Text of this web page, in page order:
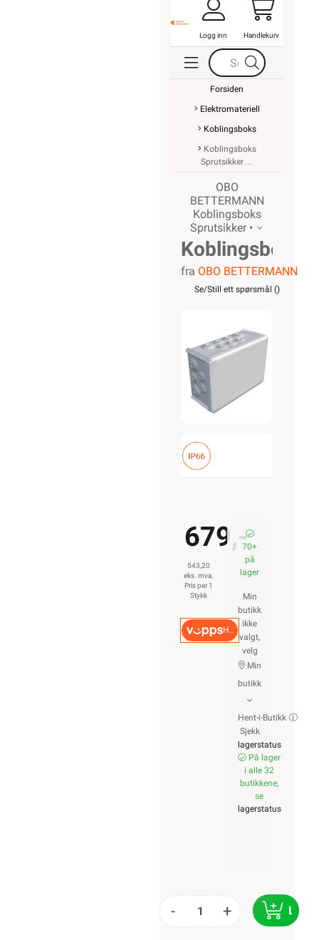
Logg inn Handlekurv
Forsiden
Elektromateriell
Koblingsboks
Koblingsboks
Sprutsikker
OBO
BETTERMANN
Koblingsboks
Sprutsikker •
Koblingsboks
OBO T350
fra OBO BETTERMANN
Se/Still ett spørsmål ()
679,-
543,20
eks. mva.
Pris per 1
Stykk
Hurtigkasse
70+
på
lager
Min
butikk
ikke
valgt,
velg
Min
butikk
Hent-i-Butikk
Sjekk
lagerstatus
På lager
i alle 32
butikkene,
se
lagerstatus
- +